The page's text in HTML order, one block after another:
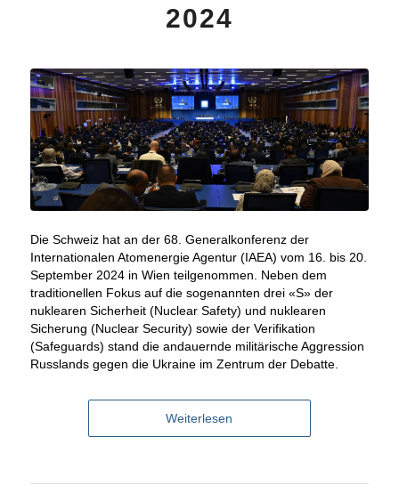
2024
Die Schweiz hat an der 68. Generalkonferenz der
Internationalen Atomenergie Agentur (IAEA) vom 16. bis 20.
September 2024 in Wien teilgenommen. Neben dem
traditionellen Fokus auf die sogenannten drei «S» der
nuklearen Sicherheit (Nuclear Safety) und nuklearen
Sicherung (Nuclear Security) sowie der Verifikation
(Safeguards) stand die andauernde militärische Aggression
Russlands gegen die Ukraine im Zentrum der Debatte.
Weiterlesen